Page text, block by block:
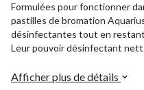
Formulées pour fonctionner
pastilles de bromation
désinfectantes tout en
Leur pouvoir désinfectant
Afficher plus de détails